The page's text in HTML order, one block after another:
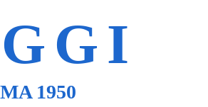
1950